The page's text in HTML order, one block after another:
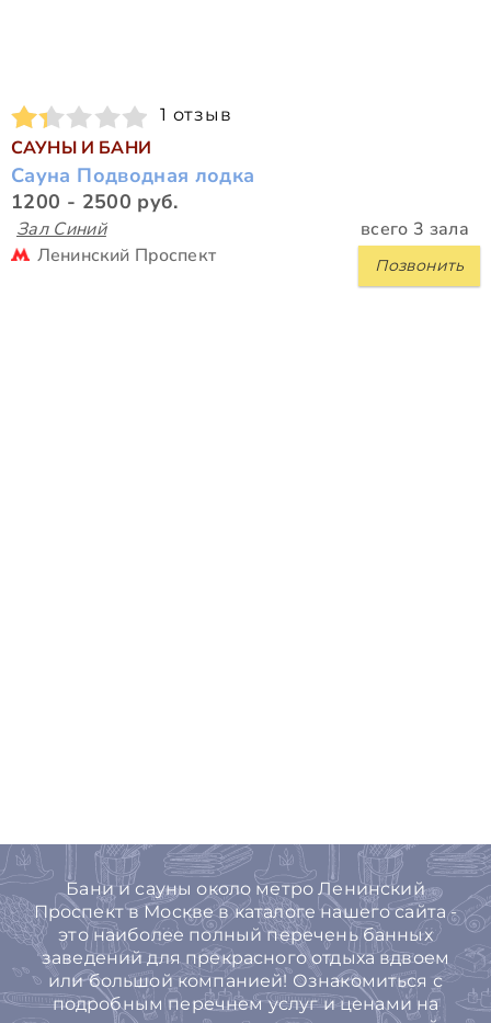
1 отзыв
САУНЫ И БАНИ
Сауна Подводная лодка
1200 - 2500 руб.
Зал Синий всего 3 зала
Позвонить
Ленинский Проспект
Бани и сауны около метро Ленинский
Проспект в Москве в каталоге нашего сайта -
это наиболее полный перечень банных
заведений для прекрасного отдыха вдвоем
или большой компанией! Ознакомиться с
подробным перечнем услуг и ценами на